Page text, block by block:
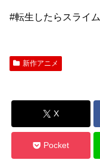
#転生したらスライ
新作アニメ
X
Pocket